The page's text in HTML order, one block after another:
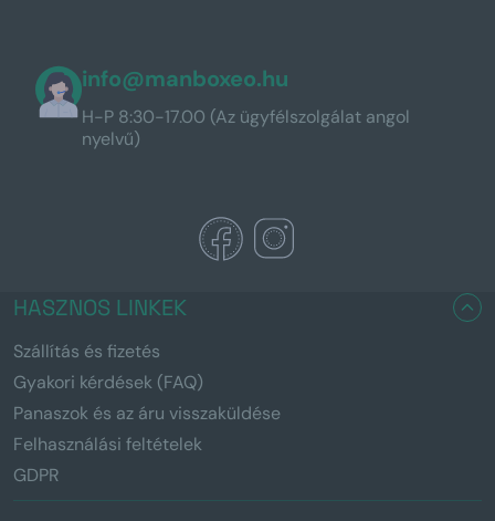
info@manboxeo.hu
H-P 8:30-17.00 (Az ügyfélszolgálat angol
nyelvű)
HASZNOS LINKEK
Szállítás és fizetés
Gyakori kérdések (FAQ)
Panaszok és az áru visszaküldése
Felhasználási feltételek
GDPR